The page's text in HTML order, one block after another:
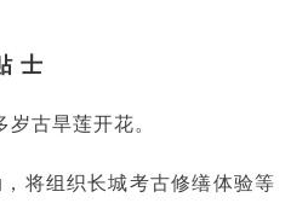
士
岁古旱莲开花。
将组织长城考古修缮体验等